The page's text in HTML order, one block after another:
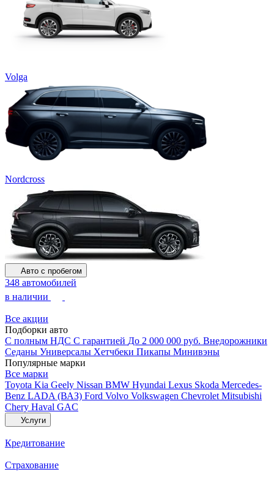
Volga
Nordcross
Авто с пробегом
348 автомобилей
в наличии
Все акции
Подборки авто
С полным НДС С гарантией До 2 000 000 руб. Внедорожники
Седаны Универсалы Хетчбеки Пикапы Минивэны
Популярные марки
Все марки
Toyota Kia Geely Nissan BMW Hyundai Lexus Skoda Mercedes-
Benz LADA (ВАЗ) Ford Volvo Volkswagen Chevrolet Mitsubishi
Chery Haval GAC
Услуги
Кредитование
Страхование